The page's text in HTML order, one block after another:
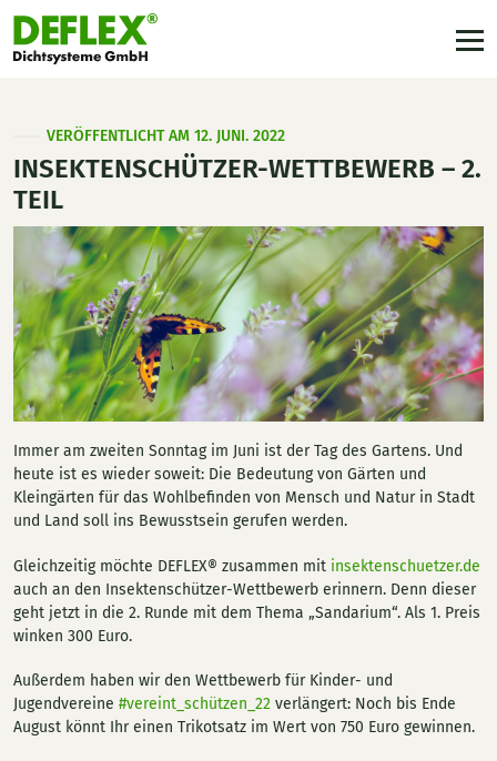
VERÖFFENTLICHT AM 12. JUNI. 2022
INSEKTENSCHÜTZER-WETTBEWERB – 2.
TEIL
Immer am zweiten Sonntag im Juni ist der Tag des Gartens. Und
heute ist es wieder soweit: Die Bedeutung von Gärten und
Kleingärten für das Wohlbefinden von Mensch und Natur in Stadt
und Land soll ins Bewusstsein gerufen werden.
Gleichzeitig möchte DEFLEX® zusammen mit insektenschuetzer.de
auch an den Insektenschützer-Wettbewerb erinnern. Denn dieser
geht jetzt in die 2. Runde mit dem Thema „Sandarium“. Als 1. Preis
winken 300 Euro.
Außerdem haben wir den Wettbewerb für Kinder- und
Jugendvereine #vereint_schützen_22 verlängert: Noch bis Ende
August könnt Ihr einen Trikotsatz im Wert von 750 Euro gewinnen.